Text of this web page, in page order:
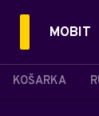
KOŠARKA
MOBIT